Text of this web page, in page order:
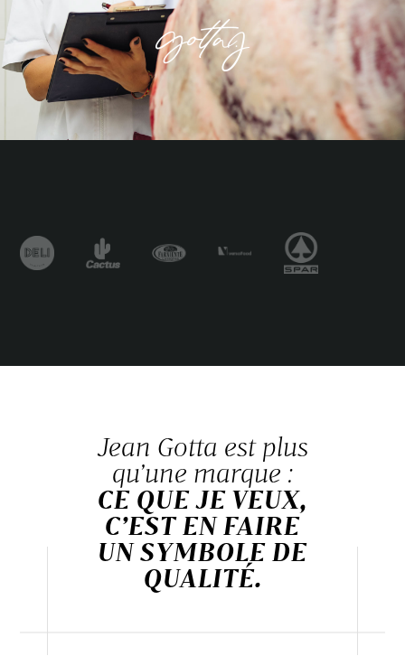
Jean Gotta est plus
qu’une marque :
CE QUE JE VEUX,
C’EST EN FAIRE
UN SYMBOLE DE
QUALITÉ.